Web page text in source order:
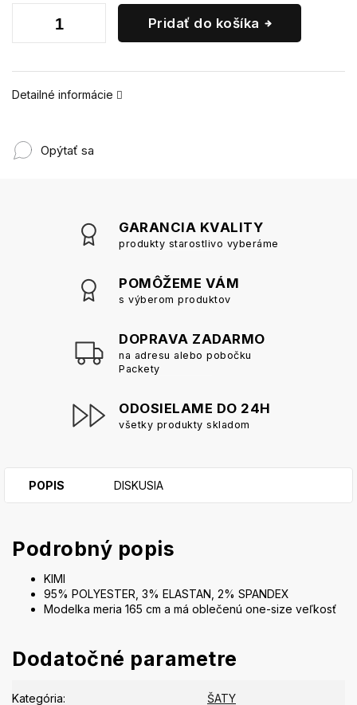
Pridať do košíka
Detailné informácie
Opýtať sa
GARANCIA KVALITY
produkty starostlivo vyberáme
POMÔŽEME VÁM
s výberom produktov
DOPRAVA ZADARMO
na adresu alebo pobočku
Packety
ODOSIELAME DO 24H
všetky produkty skladom
POPIS DISKUSIA
Podrobný popis
KIMI
95% POLYESTER, 3% ELASTAN, 2% SPANDEX
Modelka meria 165 cm a má oblečenú one-size veľkosť
Dodatočné parametre
Kategória: ŠATY